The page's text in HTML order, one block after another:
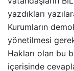
yazdıkları
Kurumların
yönetilmesi
Hakları olan bu
içerisinde